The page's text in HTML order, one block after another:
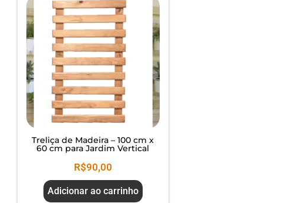
Treliça de Madeira – 100 cm x
60 cm para Jardim Vertical
R$90,00
Adicionar ao carrinho